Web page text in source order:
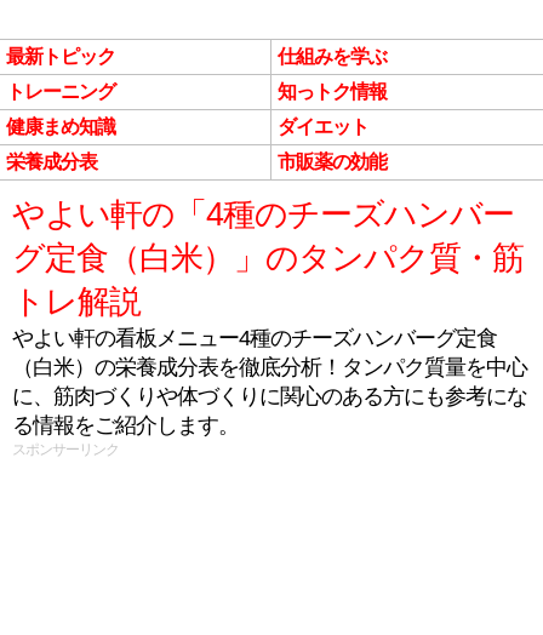
最新トピック
仕組みを学ぶ
トレーニング
知っトク情報
健康まめ知識
ダイエット
栄養成分表
市販薬の効能
やよい軒の「4種のチーズハンバー
グ定食（白米）」のタンパク質・筋
トレ解説
やよい軒の看板メニュー4種のチーズハンバーグ定食
（白米）の栄養成分表を徹底分析！タンパク質量を中心
に、筋肉づくりや体づくりに関心のある方にも参考にな
る情報をご紹介します。
スポンサーリンク